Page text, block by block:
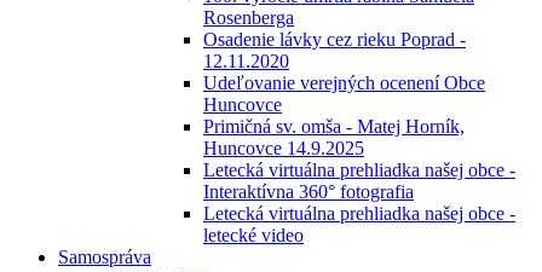
Rosenberga
Osadenie lávky cez rieku Poprad -
12.11.2020
Udeľovanie verejných ocenení Obce
Huncovce
Primičná sv. omša - Matej Horník,
Huncovce 14.9.2025
Letecká virtuálna prehliadka našej obce -
Interaktívna 360° fotografia
Letecká virtuálna prehliadka našej obce -
letecké video
Samospráva